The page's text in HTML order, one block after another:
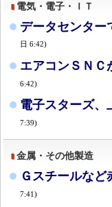
電気・電子・ＩＴ
データセンター
日 6:42)
エアコンＳＮＣ
6:42)
電子スターズ、
7:39)
金属・その他製造
Ｇスチールな
7:41)